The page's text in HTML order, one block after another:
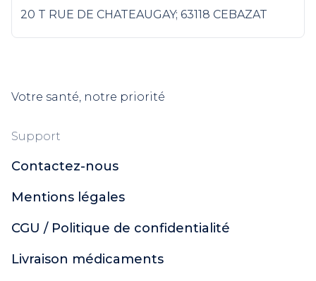
20 T RUE DE CHATEAUGAY; 63118 CEBAZAT
Votre santé, notre priorité
Support
Contactez-nous
Mentions légales
CGU / Politique de confidentialité
Livraison médicaments